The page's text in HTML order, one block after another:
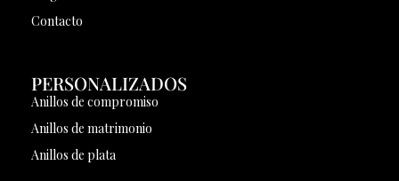
Contacto
PERSONALIZADOS
Anillos de compromiso
Anillos de matrimonio
Anillos de plata